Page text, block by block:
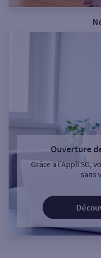
Ouverture
Grâce à l’Appli SG,
sans